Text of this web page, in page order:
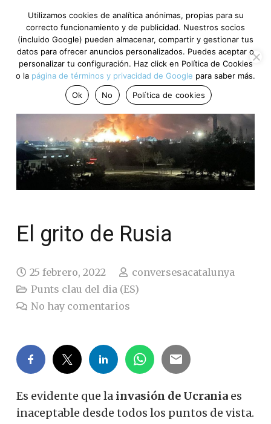
El grito de Rusia
25 febrero, 2022
conversesacatalunya
Punts clau del dia (ES)
No hay comentarios
Es evidente que la invasión de Ucrania es
inaceptable desde todos los puntos de vista.
Utilizamos cookies de analítica anónimas, propias para su
correcto funcionamiento y de publicidad. Nuestros socios
(incluido Google) pueden almacenar, compartir y gestionar tus
datos para ofrecer anuncios personalizados. Puedes aceptar o
personalizar tu configuración. Haz click en Política de Cookies
o la página de términos y privacidad de Google para saber más.
Ok
No Política de cookies